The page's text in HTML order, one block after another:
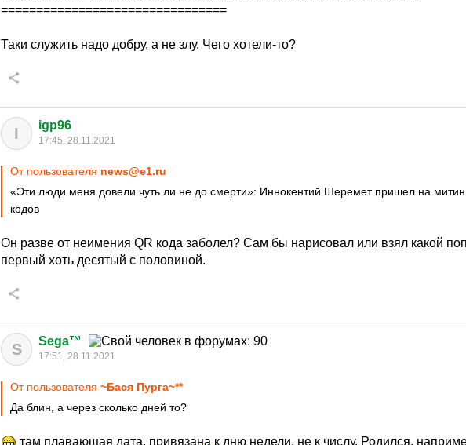
================================
Таки служить надо добру, а не злу. Чего хотели-то?
I igp96
17:45, 28.11.2021
От пользователя news@e1.ru
«Эти люди меня довели чуть ли не до смерти»: Иннокентий Шеремет пришел на
кодов
Он разве от неимения QR кода заболел? Сам бы нарисовал или взял какой
первый хоть десятый с половиной.
S Sega™
17:51, 28.11.2021
От пользователя ~Бася Пурга~**
Да блин, а через сколько дней то?
там плавающая дата, привязана к дню недели, не к числу. Родился,